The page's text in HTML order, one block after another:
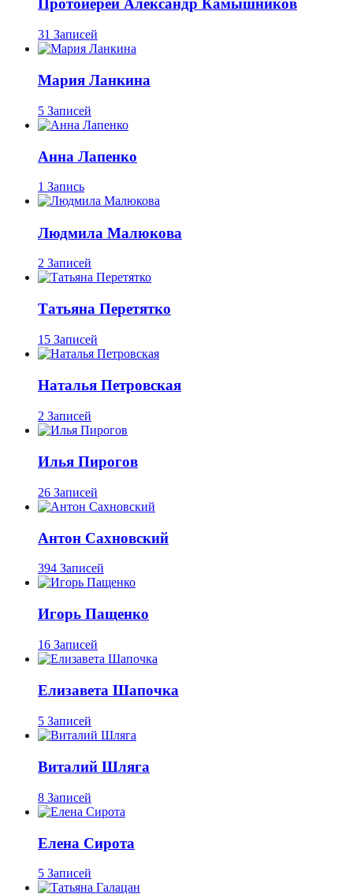
Протоиерей Александр Камышников
31 Записей
Мария Ланкина
5 Записей
Анна Лапенко
1 Запись
Людмила Малюкова
2 Записей
Татьяна Перетятко
15 Записей
Наталья Петровская
2 Записей
Илья Пирогов
26 Записей
Антон Сахновский
394 Записей
Игорь Пащенко
16 Записей
Елизавета Шапочка
5 Записей
Виталий Шляга
8 Записей
Елена Сирота
5 Записей